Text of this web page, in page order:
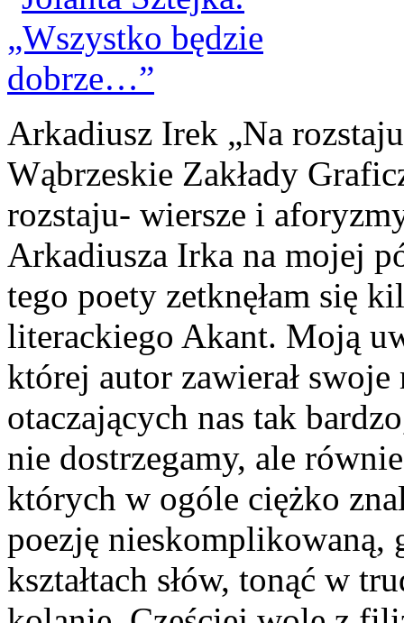
Arkadiusz Irek „Na
Wąbrzeskie Zakłady
rozstaju- wiersze i
Arkadiusza Irka na mojej
tego poety zetknęłam się
literackiego Akant. Moją
której autor zawierał
otaczających nas tak
nie dostrzegamy, ale
których w ogóle ciężko
poezję nieskomplikowaną,
kształtach słów, tonąć w